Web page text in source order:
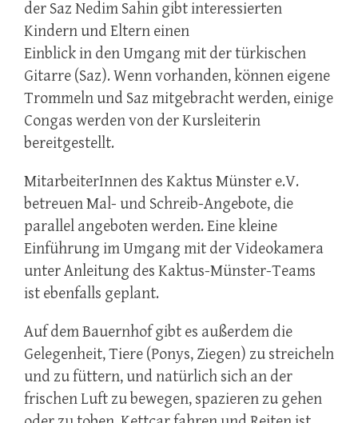
der Saz Nedim Sahin gibt interessierten
Kindern und Eltern einen
Einblick in den Umgang mit der türkischen
Gitarre (Saz). Wenn vorhanden, können eigene
Trommeln und Saz mitgebracht werden, einige
Congas werden von der Kursleiterin
bereitgestellt.
MitarbeiterInnen des Kaktus Münster e.V.
betreuen Mal- und Schreib-Angebote, die
parallel angeboten werden. Eine kleine
Einführung im Umgang mit der Videokamera
unter Anleitung des Kaktus-Münster-Teams
ist ebenfalls geplant.
Auf dem Bauernhof gibt es außerdem die
Gelegenheit, Tiere (Ponys, Ziegen) zu streicheln
und zu füttern, und natürlich sich an der
frischen Luft zu bewegen, spazieren zu gehen